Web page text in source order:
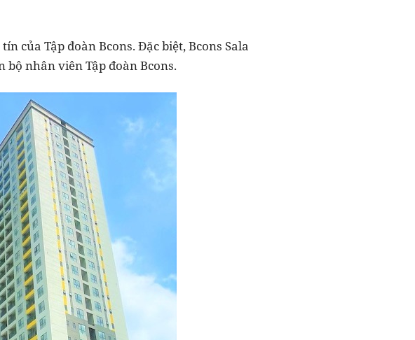
của Tập đoàn Bcons. Đặc biệt, Bcons Sala
nhân viên Tập đoàn Bcons.